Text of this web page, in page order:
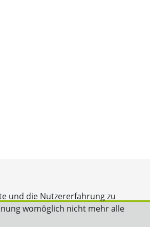
und die Nutzererfahrung zu
womöglich nicht mehr alle